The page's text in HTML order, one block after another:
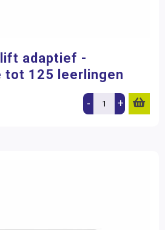
adaptief -
tot 125 leerlingen
- +